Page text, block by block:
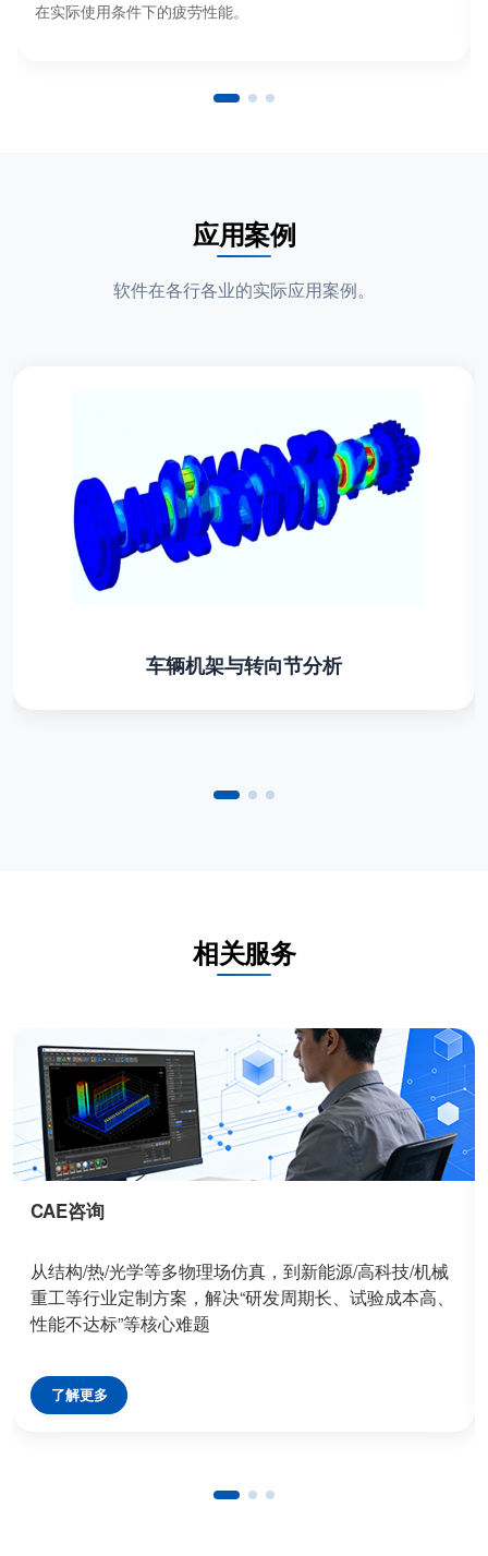
在实际使用条件下的疲劳性能。
应用案例
软件在各行各业的实际应用案例。
车辆机架与转向节分析
相关服务
CAE咨询
从结构/热/光学等多物理场仿真，到新能源/高科技/机械
重工等行业定制方案，解决“研发周期长、试验成本高、
性能不达标”等核心难题
了解更多